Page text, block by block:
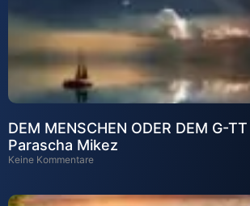
DEM MENSCHEN ODER DEM G-
Parascha Mikez
Keine Kommentare